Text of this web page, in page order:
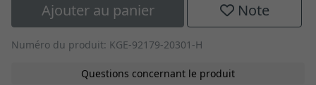
Ajouter au panier Note
Numéro du produit: KGE-92179-20301-H
Questions concernant le produit